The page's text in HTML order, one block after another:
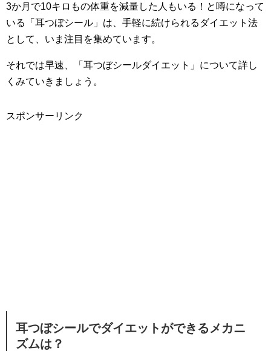
3か月で10キロもの体重を減量した人もいる！と噂になって
いる「耳つぼシール」は、手軽に続けられるダイエット法
として、いま注目を集めています。
それでは早速、「耳つぼシールダイエット」について詳し
くみていきましょう。
スポンサーリンク
耳つぼシールでダイエットができるメカニ
ズムは？